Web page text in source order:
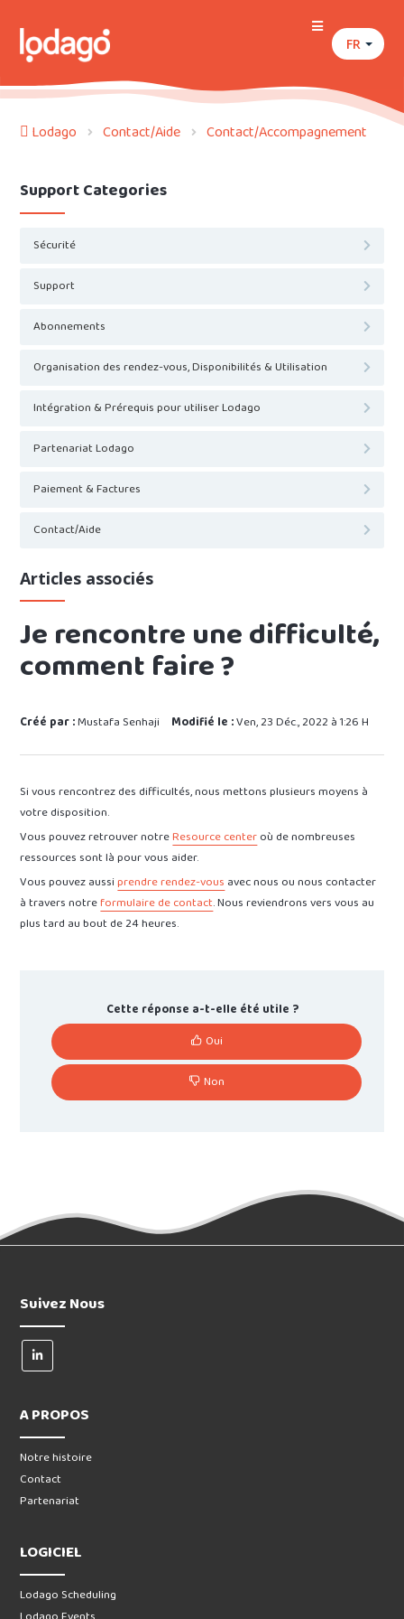
FR
Lodago Contact/Aide Contact/Accompagnement
Support Categories
Sécurité
Support
Abonnements
Organisation des rendez-vous, Disponibilités & Utilisation
Intégration & Prérequis pour utiliser Lodago
Partenariat Lodago
Paiement & Factures
Contact/Aide
Articles associés
Je rencontre une difficulté,
comment faire ?
Créé par :Mustafa Senhaji Modifié le :Ven, 23 Déc., 2022 à 1:26 H
Si vous rencontrez des difficultés, nous mettons plusieurs moyens à
votre disposition.
Vous pouvez retrouver notreResource centeroù de nombreuses
ressources sont là pour vous aider.
Vous pouvez aussiprendre rendez-vous avec nous ou nous contacter
à travers notreformulaire de contact. Nous reviendrons vers vous au
plus tard au bout de 24 heures.
Cette réponse a-t-elle été utile ?
Oui
Non
Suivez Nous
A PROPOS
Notre histoire
Contact
Partenariat
LOGICIEL
Lodago Scheduling